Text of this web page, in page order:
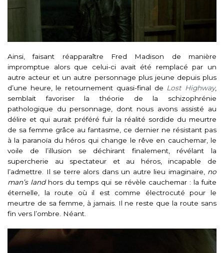
Ainsi, faisant réapparaître Fred Madison de manière
impromptue alors que celui-ci avait été remplacé par un
autre acteur et un autre personnage plus jeune depuis plus
d’une heure, le retournement quasi-final de Lost Highway,
semblait favoriser la théorie de la schizophrénie
pathologique du personnage, dont nous avons assisté au
délire et qui aurait préféré fuir la réalité sordide du meurtre
de sa femme grâce au fantasme, ce dernier ne résistant pas
à la paranoïa du héros qui change le rêve en cauchemar, le
voile de l’illusion se déchirant finalement, révélant la
supercherie au spectateur et au héros, incapable de
l’admettre. Il se terre alors dans un autre lieu imaginaire, no
man’s landhors du temps qui se révèle cauchemar : la fuite
éternelle, la route où il est comme électrocuté pour le
meurtre de sa femme, à jamais. Il ne reste que la route sans
fin vers l’ombre. Néant.